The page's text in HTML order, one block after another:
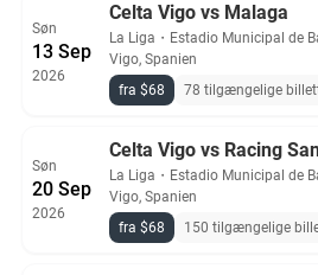
Søn
13 Sep
2026
Celta Vigo vs Malaga
La Liga ・ Estadio Municipal de
Vigo, Spanien
fra $68
78 tilgængelige
Søn
20 Sep
2026
Celta Vigo vs Racing
La Liga ・ Estadio Municipal de
Vigo, Spanien
fra $68
150 tilgængelige